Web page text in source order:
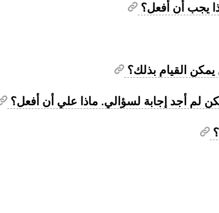
يجب أن أفعل؟
يمكن القيام بذلك؟
لم أجد إجابة لسؤالي. ماذا علي أن أفعل؟